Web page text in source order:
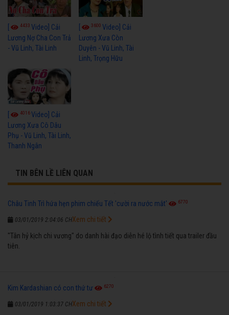
4433 Video] Cải
Lương Nợ Cha Con Trả
- Vũ Linh, Tài Linh
3600Video] Cải
Lương Xưa Còn
Duyên - Vũ Linh, Tài
Linh, Trọng Hữu
[ 4016Video] Cải
Lương Xưa Cô Dâu
Phụ - Vũ Linh, Tài Linh,
Thanh Ngân
TIN BÊN LỀ LIÊN QUAN
Châu Tinh Trì hứa hẹn phim chiếu Tết 'cười ra nước mắt' 6770
03/01/2019 2:04:06 CH
"Tân hỷ kịch chi vương" do danh hài đạo diễn hé lộ tình tiết qua trailer đầu
tiên.
Xem chi tiết
Kim Kardashian có con thứ tư 6270
03/01/2019 1:03:37 CHXem chi tiết